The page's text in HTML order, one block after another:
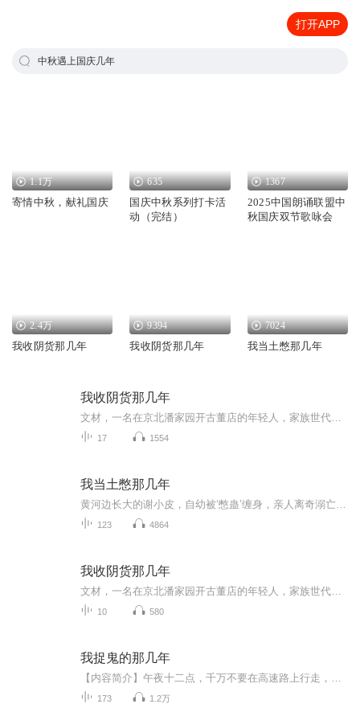
打开APP
中秋遇上国庆几年
1.1万
寄情中秋，献礼国庆
635
国庆中秋系列打卡活
动（完结）
1367
2025中国朗诵联盟中
秋国庆双节歌咏会
2.4万
我收阴货那几年
9394
我收阴货那几年
7024
我当土憋那几年
我收阴货那几年
17 1554
我当土憋那几年
123 4864
我收阴货那几年
10 580
我捉鬼的那几年
173 1.2万